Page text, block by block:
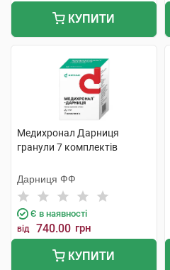
КУПИТИ
Медихронал Дарниця
гранули 7 комплектів
Дарниця ФФ
Є в наявності
від 740.00 грн
КУПИТИ